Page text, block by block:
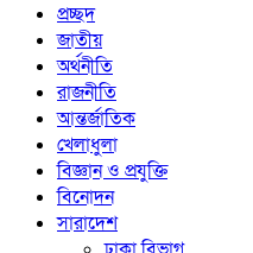
প্রচ্ছদ
জাতীয়
অর্থনীতি
রাজনীতি
আন্তর্জাতিক
খেলাধুলা
বিজ্ঞান ও প্রযুক্তি
বিনোদন
সারাদেশ